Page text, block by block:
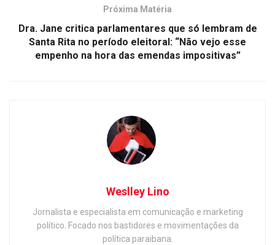
Próxima Matéria
Dra. Jane critica parlamentares que só lembram de
Santa Rita no período eleitoral: “Não vejo esse
empenho na hora das emendas impositivas”
Weslley Lino
Jornalista e especialista em comunicação e marketing
político. Focado nos bastidores e movimentações da
política paraibana.